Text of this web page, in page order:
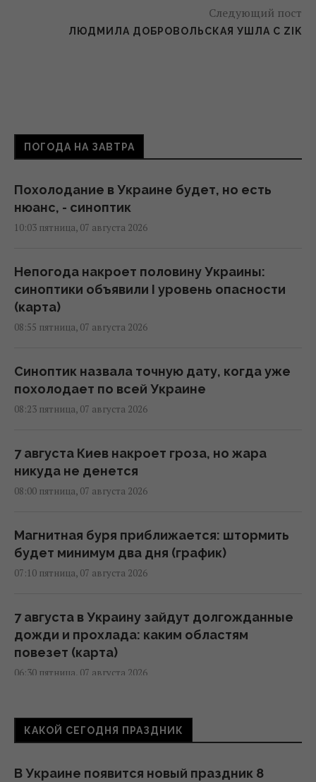
Следующий пост
ЛЮДМИЛА ДОБРОВОЛЬСКАЯ УШЛА С ZIK
ПОГОДА НА ЗАВТРА
Похолодание в Украине будет, но есть
нюанс, - синоптик
10:03 пятница, 07 августа 2026
Непогода накроет половину Украины:
синоптики объявили I уровень опасности
(карта)
08:55 пятница, 07 августа 2026
Синоптик назвала точную дату, когда уже
похолодает по всей Украине
08:23 пятница, 07 августа 2026
7 августа Киев накроет гроза, но жара
никуда не денется
08:00 пятница, 07 августа 2026
Магнитная буря приближается: штормить
будет минимум два дня (график)
07:10 пятница, 07 августа 2026
7 августа в Украину зайдут долгожданные
дожди и прохлада: каким областям
повезет (карта)
06:30 пятница, 07 августа 2026
7 августа Украину накроет непогода:
синоптики предупреждают об опасности
13:46 четверг, 06 августа 2026
КАКОЙ СЕГОДНЯ ПРАЗДНИК
В Украине появится новый праздник 8